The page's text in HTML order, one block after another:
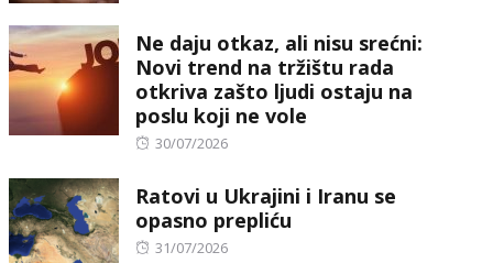
Ne daju otkaz, ali nisu srećni:
Novi trend na tržištu rada
otkriva zašto ljudi ostaju na
poslu koji ne vole
Posted
30/07/2026
Ratovi u Ukrajini i Iranu se
opasno prepliću
Posted
31/07/2026